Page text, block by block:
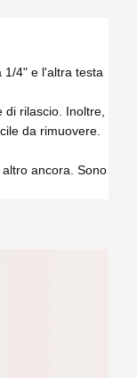
1/4" e l'altra testa
rilascio. Inoltre,
da rimuovere.
ancora. Sono